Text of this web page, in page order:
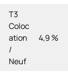
T3
Coloc
ation
/
Neuf
4,9 %